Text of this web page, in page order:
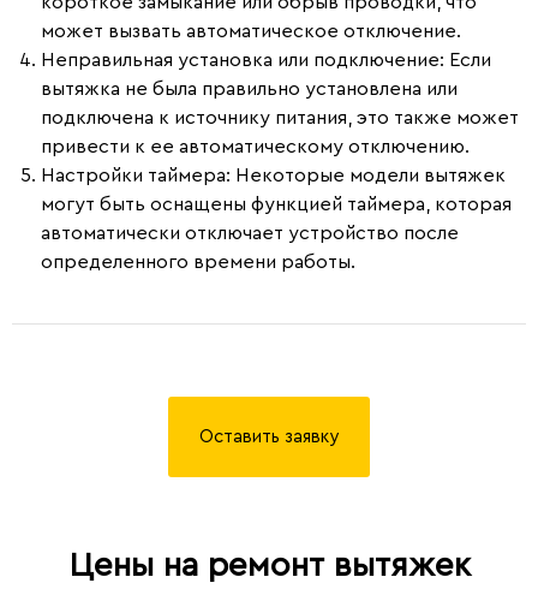
может вызвать автоматическое отключение.
Неправильная установка или подключение: Если
вытяжка не была правильно установлена или
подключена к источнику питания, это также может
привести к ее автоматическому отключению.
Настройки таймера: Некоторые модели вытяжек
могут быть оснащены функцией таймера, которая
автоматически отключает устройство после
определенного времени работы.
Оставить заявку
Цены на ремонт вытяжек